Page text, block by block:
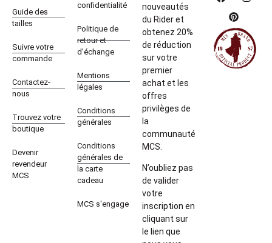
Guide des
tailles
Suivre votre
commande
Contactez-
nous
Trouvez votre
boutique
Devenir
revendeur
MCS
confidentialité
Politique de
retour et
d'échange
Mentions
légales
Conditions
générales
Conditions
générales de
la carte
cadeau
MCS s'engage
nouveautés
du Rider et
obtenez 20%
de réduction
sur votre
premier
achat et les
offres
privilèges de
la
communauté
MCS.
N’oubliez pas
de valider
votre
inscription en
cliquant sur
le lien que